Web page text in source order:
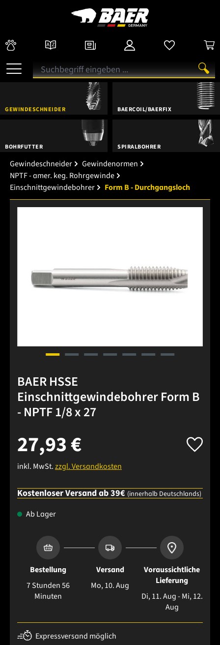
GEWINDESCHNEIDER BAERCOIL/BAERFIX
BOHRFUTTER SPIRALBOHRER
Gewindeschneider
Gewindenormen
NPTF - amer. keg. Rohrgewinde
Einschnittgewindebohrer
Form B - Durchgangsloch
BAER HSSE
Einschnittgewindebohrer Form B
- NPTF 1/8 x 27
27,93 €
inkl. MwSt.zzgl. Versandkosten
Kostenloser Versand ab 39€ (innerhalb Deutschlands)
Ab Lager
Bestellung
7 Stunden 56
Minuten
Versand
Mo, 10. Aug
Voraussichtliche
Lieferung
Di, 11. Aug - Mi, 12.
Aug
Expressversand möglich